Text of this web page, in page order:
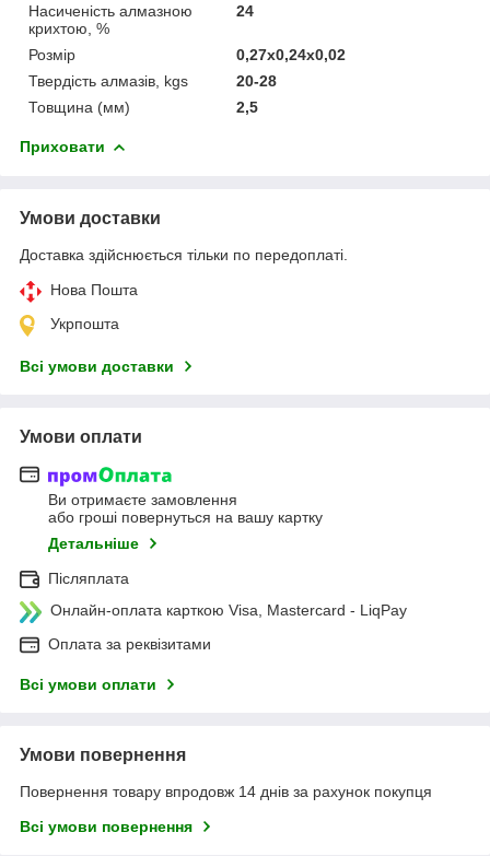
Насиченість алмазною
крихтою, %
24
Розмір
0,27x0,24x0,02
Твердість алмазів, kgs
20-28
Товщина (мм)
2,5
Приховати
Умови доставки
Доставка здійснюється тільки по передоплаті.
Нова Пошта
Укрпошта
Всі умови доставки
Умови оплати
Ви отримаєте замовлення
або гроші повернуться на вашу картку
Детальніше
Післяплата
Онлайн-оплата карткою Visa, Mastercard - LiqPay
Оплата за реквізитами
Всі умови оплати
Умови повернення
Повернення товару впродовж 14 днів за рахунок покупця
Всі умови повернення